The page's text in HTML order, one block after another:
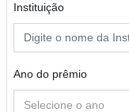
Instituição
Ano do prêmio
Selecione o ano